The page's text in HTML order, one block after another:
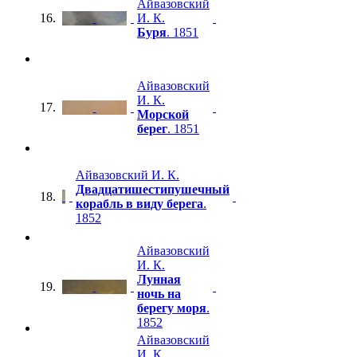
16.
Айвазовский
И. К.
Буря. 1851
17.
Айвазовский
И. К.
Морской
берег. 1851
18.
Айвазовский И. К.
Двадцатишестипушечный
корабль в виду берега.
1852
19.
Айвазовский
И. К.
Лунная
ночь на
берегу моря.
1852
Айвазовский
И. К.